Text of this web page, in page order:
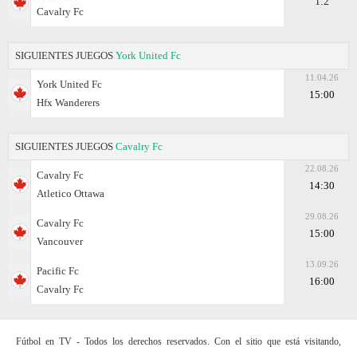
Cavalry Fc
SIGUIENTES JUEGOS York United Fc
York United Fc
Hfx Wanderers
11.04.26
15:00
SIGUIENTES JUEGOS Cavalry Fc
Cavalry Fc
Atletico Ottawa
22.08.26
14:30
Cavalry Fc
Vancouver
29.08.26
15:00
Pacific Fc
Cavalry Fc
13.09.26
16:00
Fútbol en TV - Todos los derechos reservados. Con el sitio que está visitando,